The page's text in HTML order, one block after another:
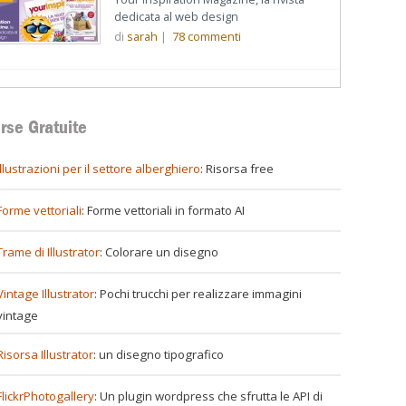
dedicata al web design
di sarah | 78commenti
Gratuite
per il settore alberghiero: Risorsa free
vettoriali: Forme vettoriali in formato AI
di Illustrator: Colorare un disegno
Illustrator: Pochi trucchi per realizzare immagini
Illustrator: un disegno tipografico
: Un plugin wordpress che sfrutta le API di